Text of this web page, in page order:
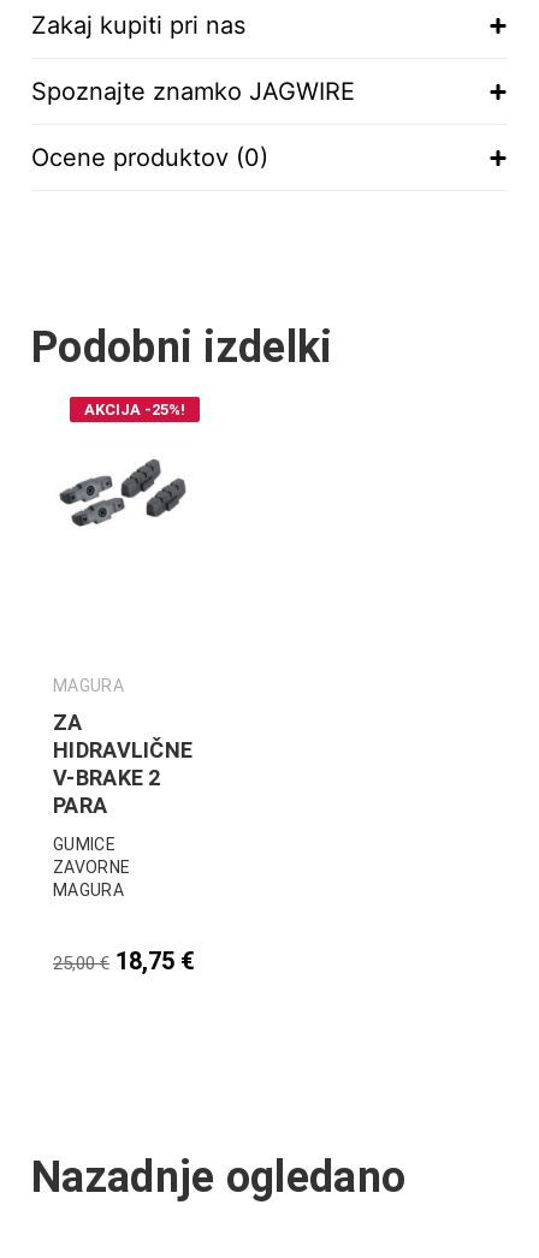
Zakaj kupiti pri nas
Spoznajte znamko JAGWIRE
Ocene produktov (0)
Podobni izdelki
AKCIJA -25%!
MAGURA
ZA
HIDRAVLIČNE
V-BRAKE 2
PARA
GUMICE
ZAVORNE
MAGURA
25,00€ 18,75 €
Nazadnje ogledano